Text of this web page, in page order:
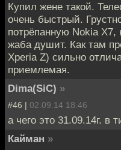
Купил жене такой.
очень быстрый.
потрёпанную Nokia X7,
жаба душит. Как там
Xperia Z) сильно
приемлемая.
Dima(SiC) »
#46 | 02.09.14 18:46
а чего это 31.09.14г. в
Кайман »